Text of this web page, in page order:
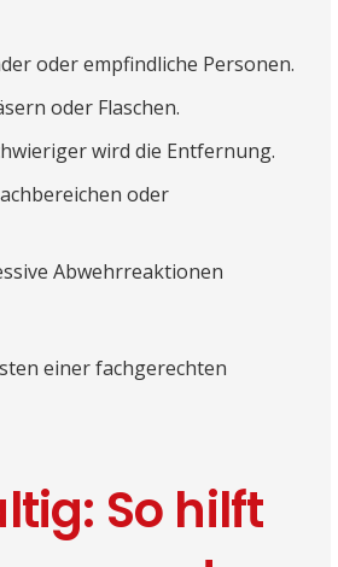
oder empfindliche Personen.
oder Flaschen.
wird die Entfernung.
oder
Abwehrreaktionen
einer fachgerechten
So hilft